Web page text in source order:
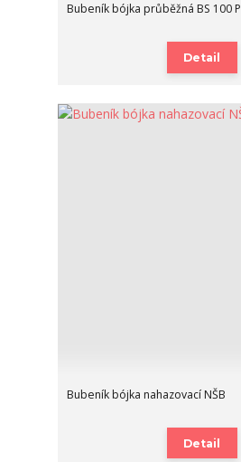
Bubeník bójka průběžná BS 100 P
Detail
Bubeník bójka nahazovací NŠB
Detail